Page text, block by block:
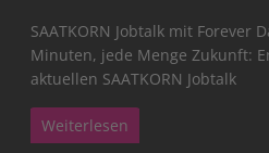
SAATKORN Jobtalk mit Forever
Minuten, jede Menge Zukunft:
aktuellen SAATKORN Jobtalk
Weiterlesen